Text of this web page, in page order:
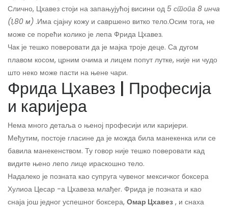
Слично, Цхавез стоји на запањујућој висини од 5 стопа 8 инча
(1,80 м) .Има сјајну кожу и савршено витко тело.Осим тога, не
може се порећи колико је лепа Фрида Цхавез.
Чак је тешко поверовати да је мајка троје деце. Са дугом
плавом косом, црним очима и лицем попут лутке, није ни чудо
што неко може пасти на њене чари.
Фрида Цхавез | Професија
и каријера
Нема много детаља о њеној професији или каријери.
Међутим, постоје гласине да је можда била манекенка или се
бавила манекенством. Ту говор није тешко поверовати кад
видите њено лепо лице ираскошно тело.
Надалеко је позната као супруга чувеног мексичког боксера
Хулиоа Цесар -а Цхавеза млађег. Фрида је позната и као
снаја још једног успешног боксера, Омар Цхавез , и снаха